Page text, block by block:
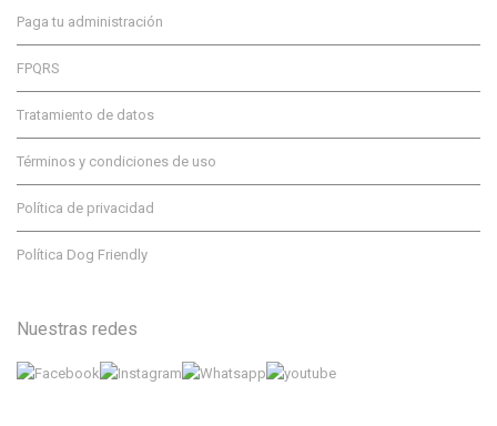
Paga tu administración
FPQRS
Tratamiento de datos
Términos y condiciones de uso
Política de privacidad
Política Dog Friendly
Nuestras redes